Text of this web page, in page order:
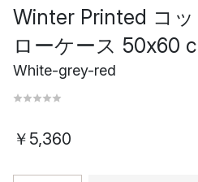
Winter Printed コ
ローケース 50x60
White-grey-red
￥5,360